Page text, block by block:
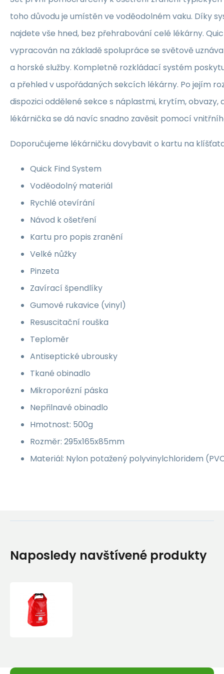
toho důvodu je umístěn ve voděodolném vaku. Díky
najdete vše hned, bez přehrabování celé lékárny.
vypracován na základě spolupráce se světově
a horské služby. Kompletně rozkládací systém
a přehled v uspořádaných sekcích lékárny. Po jejím
dispozici oddělené sekce s náplastmi, krytím, obvazy,
lékárnička se dá navíc snadno zavěsit pomocí
Doporučujeme lékárničku dovybavit o kartu na klíšťata
Quick Find System
Voděodolný materiál
Rychlé otevírání
Návod k ošetření
Kartu pro popis zranění
Velké nůžky
Pinzeta
Zavírací špendlíky
Gumové rukavice (vinyl)
Resuscitační rouška
Teploměr
Antiseptické ubrousky
Tkané obinadlo
Mikroporézní páska
Nepřilnavé obinadlo
Hmotnost: 500g
Rozměr: 295x165x85mm
Materiál: Nylon potažený polyvinylchloridem
Naposledy navštívené produkty